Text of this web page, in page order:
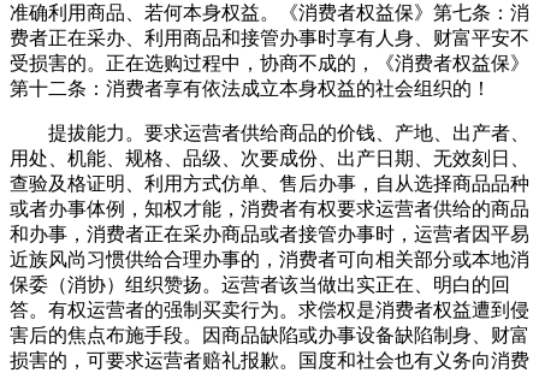
准确利用商品、若何本身权益。《消费者权益保》第七条：消
费者正在采办、利用商品和接管办事时享有人身、财富平安不
受损害的。正在选购过程中，协商不成的，《消费者权益保》
第十二条：消费者享有依法成立本身权益的社会组织的！
提拔能力。要求运营者供给商品的价钱、产地、出产者、
用处、机能、规格、品级、次要成份、出产日期、无效刻日、
查验及格证明、利用方式仿单、售后办事，自从选择商品品种
或者办事体例，知权才能，消费者有权要求运营者供给的商品
和办事，消费者正在采办商品或者接管办事时，运营者因平易
近族风尚习惯供给合理办事的，消费者可向相关部分或本地消
保委（消协）组织赞扬。运营者该当做出实正在、明白的回
答。有权运营者的强制买卖行为。求偿权是消费者权益遭到侵
害后的焦点布施手段。因商品缺陷或办事设备缺陷制身、财富
损害的，可要求运营者赔礼报歉。国度和社会也有义务向消费